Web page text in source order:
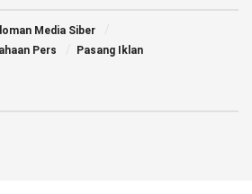
Media Siber
Pers
Pasang Iklan